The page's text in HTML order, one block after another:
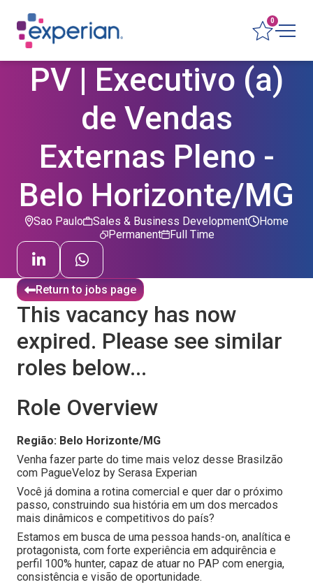
0
PV | Executivo (a)
de Vendas
Externas Pleno -
Belo Horizonte/MG
Sao Paulo
Sales & Business Development
Permanent
Home
Full Time
Return to jobs page
This vacancy has now
expired. Please see similar
roles below...
Role Overview
Região: Belo Horizonte/MG
Venha fazer parte do time mais veloz desse Brasilzão
com PagueVeloz by Serasa Experian
Você já domina a rotina comercial e quer dar o próximo
passo, construindo sua história em um dos mercados
mais dinâmicos e competitivos do país?
Estamos em busca de uma pessoa hands-on, analítica e
protagonista, com forte experiência em adquirência e
perfil 100% hunter, capaz de atuar no PAP com energia,
consistência e visão de oportunidade.